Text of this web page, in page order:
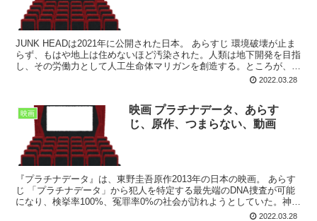
JUNK HEADは2021年に公開された日本。 あらすじ 環境破壊が止ま
らず、もはや地上は住めないほど汚染された。人類は地下開発を目指
し、その労働力として人工生命体マリガンを創造する。ところが、自
2022.03.28
映画
映画 プラチナデータ、あらす
じ、原作、つまらない、動画
『プラチナデータ』は、東野圭吾原作2013年の日本の映画。 あらす
じ 「プラチナデータ」から犯人を特定する最先端のDNA捜査が可能
になり、検挙率100%、冤罪率0%の社会が訪れようとしていた。神楽
2022.03.28